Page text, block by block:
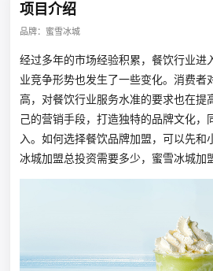
项目介绍
品牌：蜜雪冰城
经过多年的市场经验积累，餐饮行业进
业竞争形势也发生了一些变化。消费者
高，对餐饮行业服务水准的要求也在提
己的营销手段，打造独特的品牌文化，
入。如何选择餐饮品牌加盟，可以先
冰城加盟总投资需要多少，蜜雪冰城加